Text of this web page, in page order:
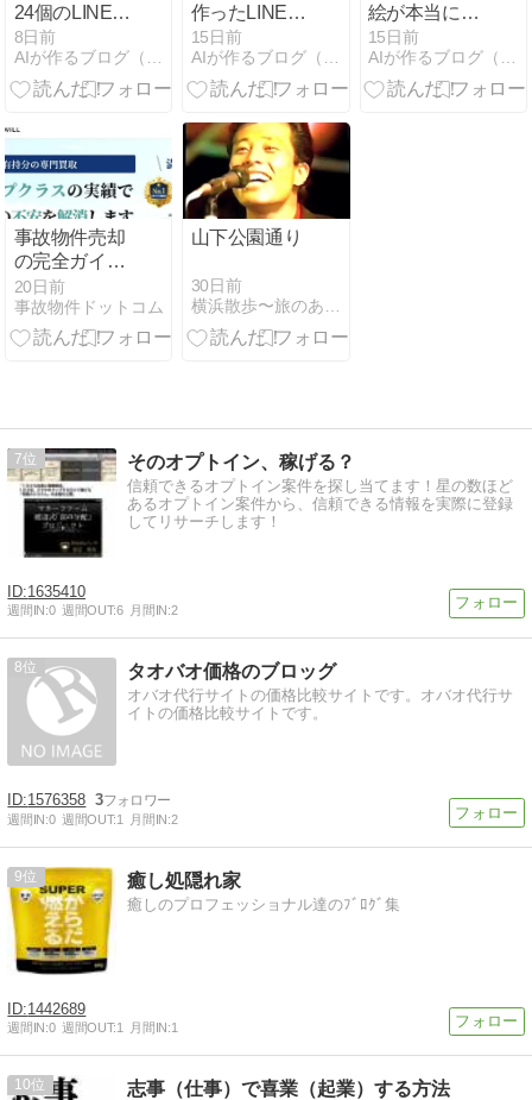
24個のLINEス
タンプが完成
しました！
8日前
AIが作るブログ（ひゅが凡歩）
作ったLINEス
タンプを出品
するには？登
録から審査・
調べてみた
15日前
AIが作るブログ（ひゅが凡歩）
絵が本当に
LINEスタンプ
に！ChatGPT
と一緒に8種
15日前
AIが作るブログ（ひゅが凡歩）
事故物件売却
の完全ガイ
ド！相場・告
知義務・買取
の選び方を徹
20日前
事故物件ドットコム
山下公園通り
30日前
7 そのオプトイン、稼げる？
信頼できるオプトイン案件を探し当てます！星の数ほど
あるオプトイン案件から、信頼できる情報を実際に登録
してリサーチします！
1635410
週間IN:0 週間OUT:6 月間IN:2
8 タオバオ価格のブロッグ
オバオ代行サイトの価格比較サイトです。オバオ代行サ
イトの価格比較サイトです。
1576358 3
週間IN:0 週間OUT:1 月間IN:2
9 癒し処隠れ家
癒しのプロフェッショナル達のﾌﾞﾛｸﾞ集
1442689
週間IN:0 週間OUT:1 月間IN:1
10 志事（仕事）で喜業（起業）する方法